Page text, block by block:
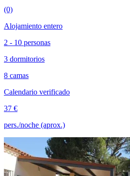
(0)
Alojamiento entero
2 - 10 personas
3 dormitorios
8 camas
Calendario verificado
37 €
pers./noche (aprox.)